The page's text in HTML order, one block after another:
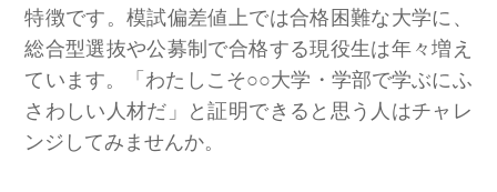
特徴です。模試偏差値上では合格困難な大学に、
総合型選抜や公募制で合格する現役生は年々増え
ています。「わたしこそ○○大学・学部で学ぶにふ
さわしい人材だ」と証明できると思う人はチャレ
ンジしてみませんか。